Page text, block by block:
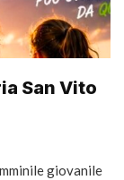
San Vito
giovanile